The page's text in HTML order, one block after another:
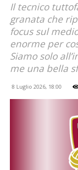
Il tecnico
granata che
focus sul
enorme per
Siamo solo
me una bella
8 Luglio 2026, 18:00